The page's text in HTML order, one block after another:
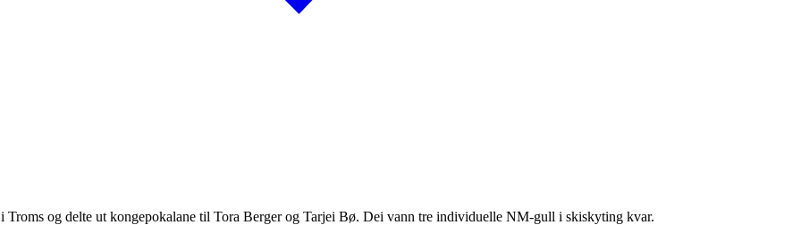
Troms og delte ut kongepokalane til Tora Berger og Tarjei Bø. Dei vann tre individuelle NM-gull i skiskyting kvar.